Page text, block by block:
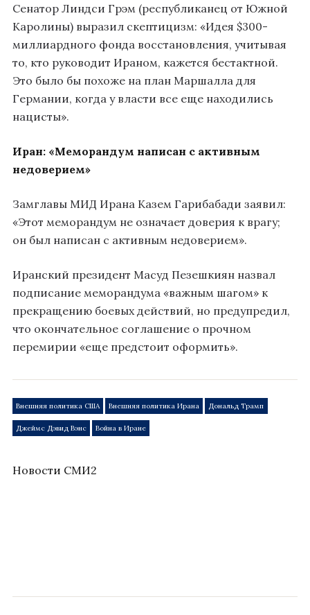
Сенатор Линдси Грэм (республиканец от Южной
Каролины) выразил скептицизм: «Идея $300-
миллиардного фонда восстановления, учитывая
то, кто руководит Ираном, кажется бестактной.
Это было бы похоже на план Маршалла для
Германии, когда у власти все еще находились
нацисты».
Иран: «Меморандум написан с активным
недоверием»
Замглавы МИД Ирана Казем Гарибабади заявил:
«Этот меморандум не означает доверия к врагу;
он был написан с активным недоверием».
Иранский президент Масуд Пезешкиян назвал
подписание меморандума «важным шагом» к
прекращению боевых действий, но предупредил,
что окончательное соглашение о прочном
перемирии «еще предстоит оформить».
Внешняя политика США Внешняя политика Ирана Дональд Трамп
Джеймс Дэвид Вэнс Война в Иране
Новости СМИ2